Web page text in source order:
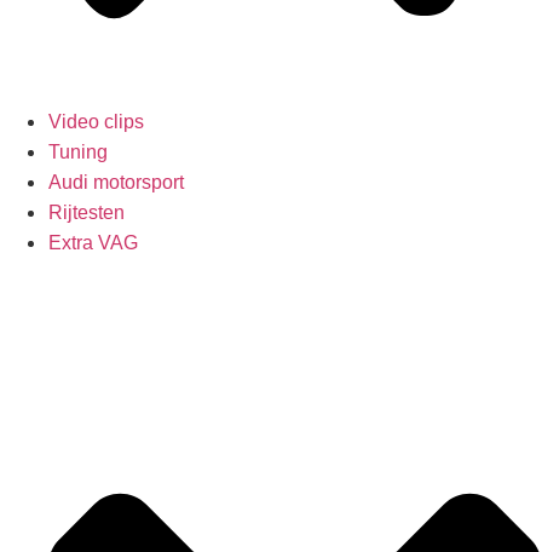
Video clips
Tuning
Audi motorsport
Rijtesten
Extra VAG